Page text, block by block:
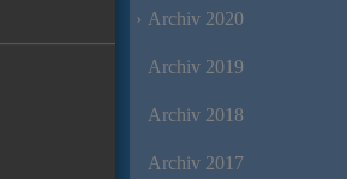
Archiv 2020
Archiv 2019
Archiv 2018
Archiv 2017